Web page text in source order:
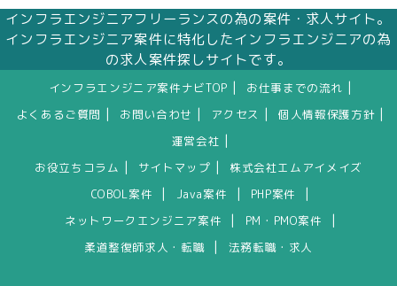
インフラエンジニアフリーランスの為の案件・求人サイト。
インフラエンジニア案件に特化したインフラエンジニアの為
の求人案件探しサイトです。
インフラエンジニア案件ナビTOP お仕事までの流れ
よくあるご質問 お問い合わせ アクセス 個人情報保護方針
運営会社
お役立ちコラム サイトマップ
株式会社エムアイメイズ
COBOL案件
Java案件 PHP案件
ネットワークエンジニア案件 PM・PMO案件
柔道整復師求人・転職 法務転職・求人